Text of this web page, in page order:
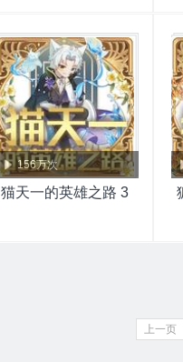
156万次
猫天一的英雄之路 3
上一页